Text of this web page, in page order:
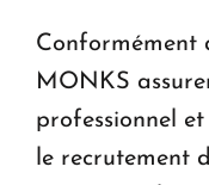
Conformément
MONKS
professionnel
le recrutement